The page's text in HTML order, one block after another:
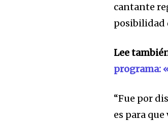
cantante
posibilidad
Lee
programa:
“Fue por
es para